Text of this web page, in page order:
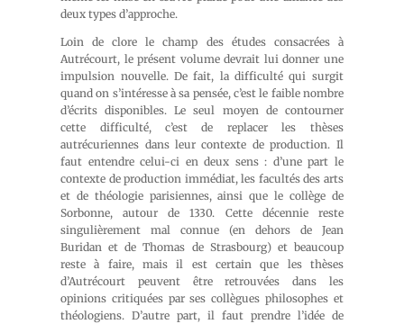
deux types d’approche.
Loin de clore le champ des études consacrées à
Autrécourt, le présent volume devrait lui donner une
impulsion nouvelle. De fait, la difficulté qui surgit
quand on s’intéresse à sa pensée, c’est le faible nombre
d’écrits disponibles. Le seul moyen de contourner
cette difficulté, c’est de replacer les thèses
autrécuriennes dans leur contexte de production. Il
faut entendre celui-ci en deux sens : d’une part le
contexte de production immédiat, les facultés des arts
et de théologie parisiennes, ainsi que le collège de
Sorbonne, autour de 1330. Cette décennie reste
singulièrement mal connue (en dehors de Jean
Buridan et de Thomas de Strasbourg) et beaucoup
reste à faire, mais il est certain que les thèses
d’Autrécourt peuvent être retrouvées dans les
opinions critiquées par ses collègues philosophes et
théologiens. D’autre part, il faut prendre l’idée de